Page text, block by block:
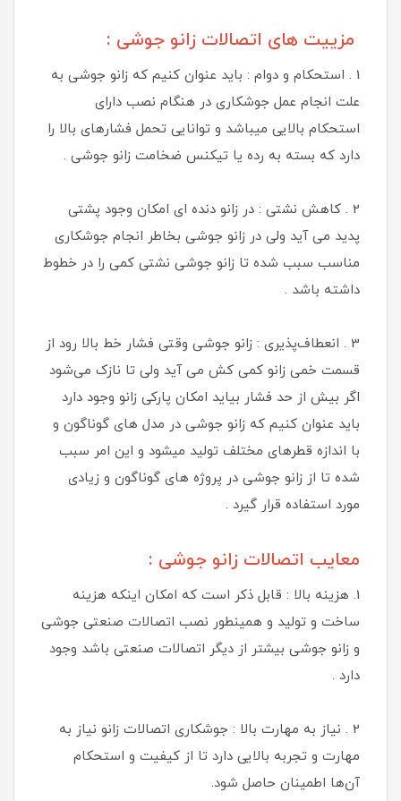
مزییت های اتصالات زانو جوشی :
1 . استحکام و دوام : باید عنوان کنیم که زانو جوشی به
علت انجام عمل جوشکاری در هنگام نصب دارای
استحکام بالایی میباشد و توانایی تحمل فشارهای بالا را
دارد که بسته به رده یا تیکنس ضخامت زانو جوشی .
2 . کاهش نشتی : در زانو دنده ای امکان وجود پشتی
پدید می آید ولی در زانو جوشی بخاطر انجام جوشکاری
مناسب سبب شده تا زانو جوشی نشتی کمی را در خطوط
داشته باشد .
3 . انعطاف‌پذیری : زانو جوشی وقتی فشار خط بالا رود از
قسمت خمی زانو کمی کش می آید ولی تا نازک می‌شود
اگر بیش از حد فشار بیاید امکان پارکی زانو وجود دارد
باید عنوان کنیم که زانو جوشی در مدل های گوناگون و
با اندازه قطرهای مختلف تولید میشود و این امر سبب
شده تا از زانو جوشی در پروژه های گوناگون و زیادی
مورد استفاده قرار گیرد .
معایب اتصالات زانو جوشی :
1. هزینه بالا : قابل ذکر است که امکان اینکه هزینه
ساخت و تولید و همینطور نصب اتصالات صنعتی جوشی
و زانو جوشی بیشتر از دیگر اتصالات صنعتی باشد وجود
دارد .
2 . نیاز به مهارت بالا : جوشکاری اتصالات زانو نیاز به
مهارت و تجربه بالایی دارد تا از کیفیت و استحکام
آن‌ها اطمینان حاصل شود.